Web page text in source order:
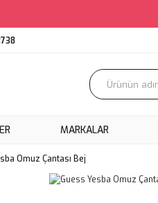
MARKALAR
Omuz Çantası Bej